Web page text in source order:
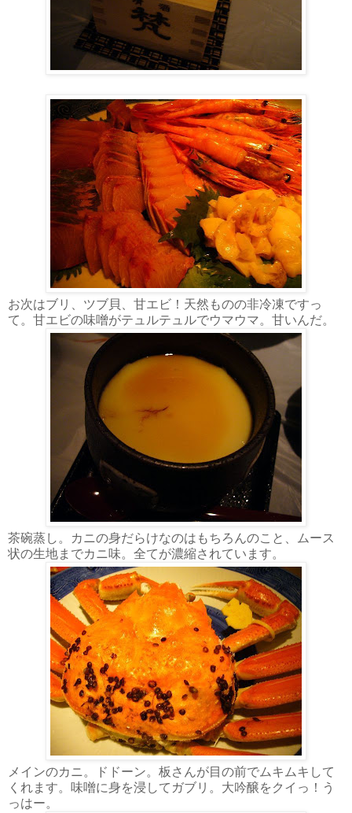
お次はブリ、ツブ貝、甘エビ！天然ものの非冷凍ですっ
て。甘エビの味噌がテュルテュルでウマウマ。甘いんだ。
茶碗蒸し。カニの身だらけなのはもちろんのこと、ムース
状の生地までカニ味。全てが濃縮されています。
メインのカニ。ドドーン。板さんが目の前でムキムキして
くれます。味噌に身を浸してガブリ。大吟醸をクイっ！う
っはー。